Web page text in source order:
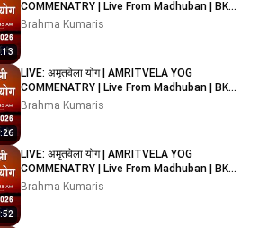
COMMENATRY | Live From Madhuban | BK
Rupesh Bhai Ji | 08/08/2026
Brahma Kumaris
LIVE: अमृतवेला योग | AMRITVELA YOG
COMMENATRY | Live From Madhuban | BK
Suraj Bhai Ji | 06/08/2026
Brahma Kumaris
LIVE: अमृतवेला योग | AMRITVELA YOG
COMMENATRY | Live From Madhuban | BK
Suraj Bhai Ji | 05/08/2026
Brahma Kumaris